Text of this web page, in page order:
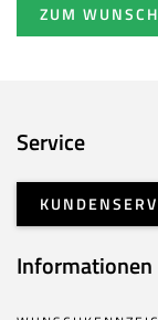
ZUM
Service
Informationen